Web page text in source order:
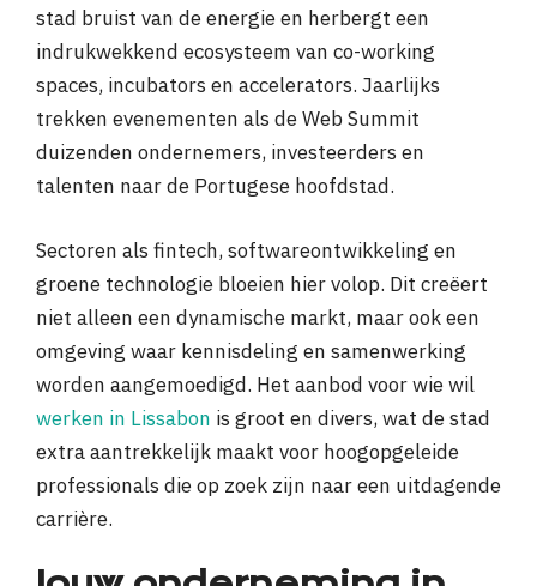
stad bruist van de energie en herbergt een
indrukwekkend ecosysteem van co-working
spaces, incubators en accelerators. Jaarlijks
trekken evenementen als de Web Summit
duizenden ondernemers, investeerders en
talenten naar de Portugese hoofdstad.
Sectoren als fintech, softwareontwikkeling en
groene technologie bloeien hier volop. Dit creëert
niet alleen een dynamische markt, maar ook een
omgeving waar kennisdeling en samenwerking
worden aangemoedigd. Het aanbod voor wie wil
werken in Lissabon is groot en divers, wat de stad
extra aantrekkelijk maakt voor hoogopgeleide
professionals die op zoek zijn naar een uitdagende
carrière.